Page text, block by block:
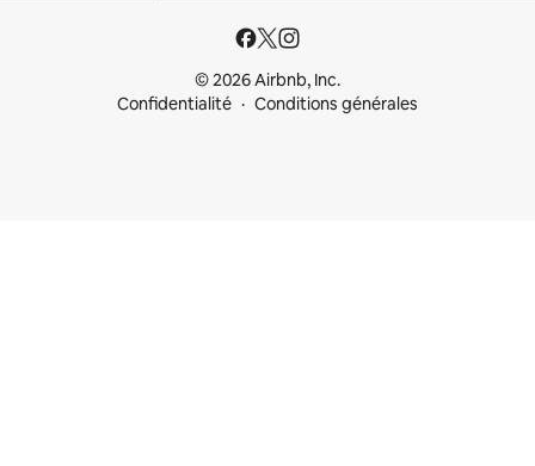
© 2026 Airbnb, Inc.
Confidentialité
Conditions générales